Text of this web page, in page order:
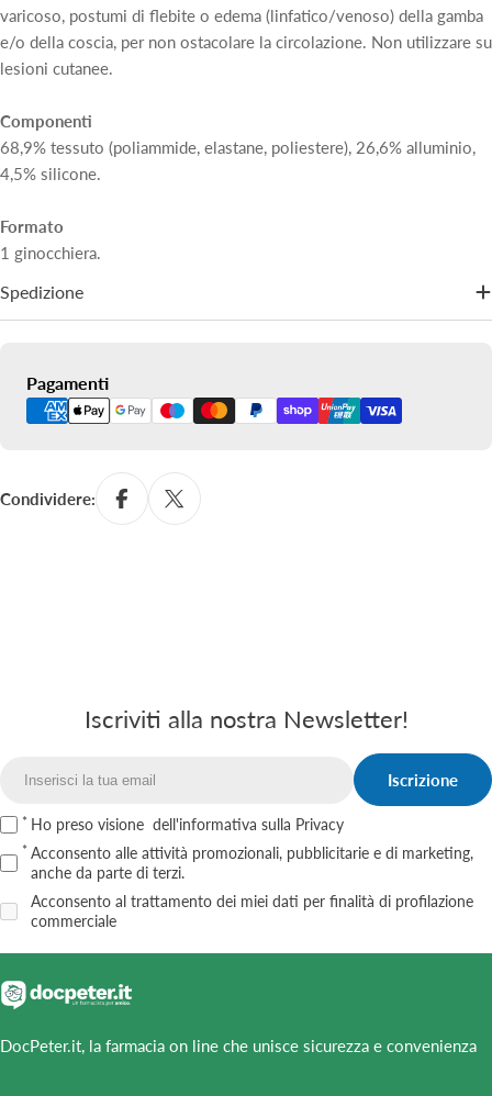
varicoso, postumi di flebite o edema (linfatico/venoso) della gamba
e/o della coscia, per non ostacolare la circolazione. Non utilizzare su
lesioni cutanee.
Componenti
68,9% tessuto (poliammide, elastane, poliestere), 26,6% alluminio,
4,5% silicone.
Formato
1 ginocchiera.
Spedizione
Pagamenti
Metodi
Condividere:
Iscriviti alla nostra Newsletter!
Iscrizione
Ho preso visione dell'informativa sulla Privacy
Acconsento alle attività promozionali, pubblicitarie e di marketing,
anche da parte di terzi.
Acconsento al trattamento dei miei dati per finalità di profilazione
commerciale
DocPeter.it, la farmacia on line che unisce sicurezza e convenienza